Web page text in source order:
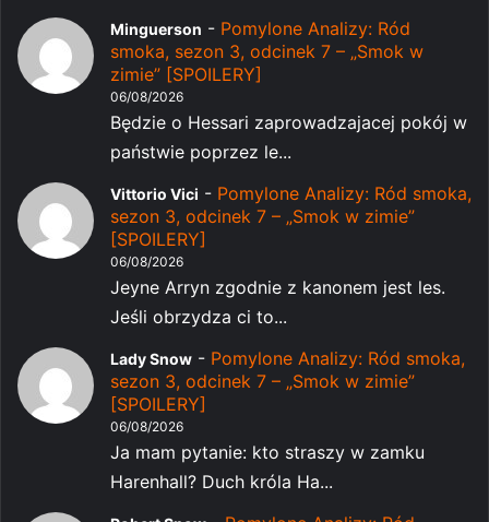
Minguerson - Pomylone Analizy: Ród
smoka, sezon 3, odcinek 7 – „Smok w
zimie” [SPOILERY]
06/08/2026
Będzie o Hessari zaprowadzajacej pokój w
państwie poprzez le...
Vittorio Vici - Pomylone Analizy: Ród smoka,
sezon 3, odcinek 7 – „Smok w zimie”
[SPOILERY]
06/08/2026
Jeyne Arryn zgodnie z kanonem jest les.
Jeśli obrzydza ci to...
Lady Snow - Pomylone Analizy: Ród smoka,
sezon 3, odcinek 7 – „Smok w zimie”
[SPOILERY]
06/08/2026
Ja mam pytanie: kto straszy w zamku
Harenhall? Duch króla Ha...